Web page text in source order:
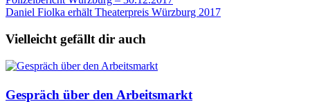
Daniel Fiolka erhält Theaterpreis Würzburg 2017
Vielleicht gefällt dir auch
Gespräch über den Arbeitsmarkt